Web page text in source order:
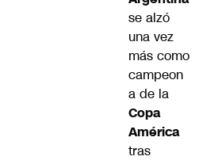
se alzó
una vez
más como
campeon
a de la
Copa
América
tras